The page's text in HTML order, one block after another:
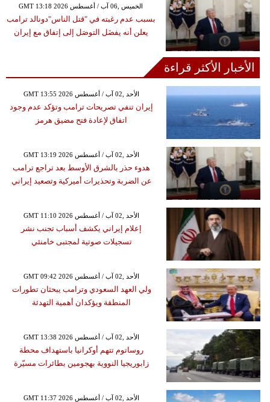
GMT 13:18 2026 الخميس ,06 آب / أغسطس
بسبب عدم رغبته في "قتل الناس"دونالد ترامب
يعلن أنه يفضَل التوصَل إلى إتفاق مع إيران
الأخبار الأكثر قراءة
GMT 13:55 2026 الأحد ,02 آب / أغسطس
إيران تنفي تصريحات ترامب وتؤكد عدم وجود
اتفاق لإعادة فتح مضيق هرمز
GMT 13:19 2026 الأحد ,02 آب / أغسطس
هدوء حذر بالشرق الأوسط بعد تراجع ترامب
عن الضربة وتحذيرات أميركية وتصعيد إيراني
GMT 11:10 2026 الأحد ,02 آب / أغسطس
إعلام إيراني يكشف أسباب تجنب نشر
تسجيلات صوتية لمجتبى خامنئي
GMT 09:42 2026 الأحد ,02 آب / أغسطس
ولي العهد السعودي وترامب يبحثان تطورات
المنطقة ويؤكدان أهمية التهدئة
GMT 13:38 2026 الأحد ,02 آب / أغسطس
روساتوم تتهم أوكرانيا باستهداف محطة
زابوريجيا النووية بهجومين بطائرات مسيّرة
GMT 11:37 2026 الأحد ,02 آب / أغسطس